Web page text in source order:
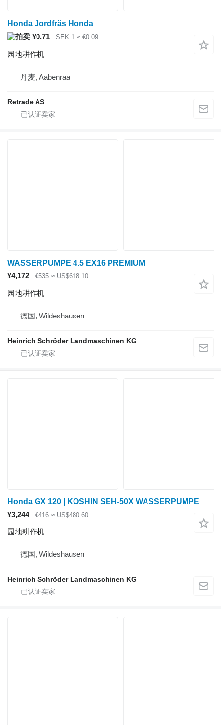
Honda Jordfräs Honda
¥0.71
SEK 1 ≈ €0.09
园地耕作机
丹麦, Aabenraa
Retrade AS
WASSERPUMPE 4.5 EX16 PREMIUM
¥4,172
€535 ≈ US$618.10
园地耕作机
德国, Wildeshausen
Heinrich Schröder Landmaschinen KG
Honda GX 120 | KOSHIN SEH-50X WASSERPUMPE
¥3,244
€416 ≈ US$480.60
园地耕作机
德国, Wildeshausen
Heinrich Schröder Landmaschinen KG